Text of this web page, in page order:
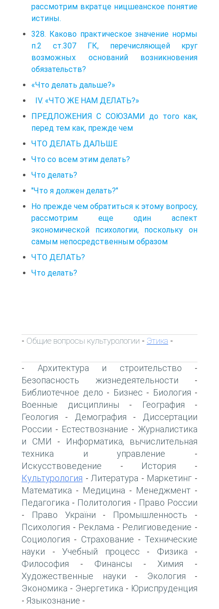
рассмотрим вкратце ницшеанское понятие
истины.
328. Каково практическое значение нормы
п.2 ст.307 ГК, перечисляющей круг
возможных оснований возникновения
обязательств?
«Что делать дальше?»
IV. «ЧТО ЖЕ НАМ ДЕЛАТЬ?»
ПРЕДЛОЖЕНИЯ С СОЮЗАМИ до того как,
перед тем как, прежде чем
ЧТО ДЕЛАТЬ ДАЛЬШЕ
Что со всем этим делать?
Что делать?
"Что я должен делать?"
Но прежде чем обратиться к этому вопросу,
рассмотрим еще один аспект
экономической психологии, поскольку он
самым непосредственным образом
ЧТО ДЕЛАТЬ?
Что делать?
- Общие вопросы культурологии - Этика -
- Архитектура и строительство -
Безопасность жизнедеятельности -
Библиотечное дело - Бизнес - Биология -
Военные дисциплины - География -
Геология - Демография -
Диссертации
России - Естествознание - Журналистика
и СМИ -
Информатика, вычислительная
техника и управление -
Искусствоведение - История -
Культурология - Литература - Маркетинг -
Математика - Медицина - Менеджмент -
Педагогика - Политология - Право России
- Право України - Промышленность -
Психология - Реклама - Религиоведение -
Социология - Страхование - Технические
науки - Учебный процесс - Физика -
Философия - Финансы - Химия -
Художественные науки - Экология -
Экономика - Энергетика - Юриспруденция
- Языкознание -